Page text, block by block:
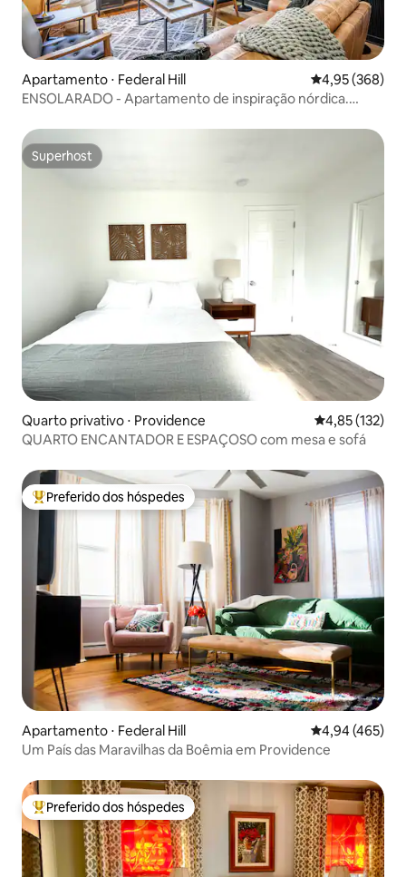
Apartamento ⋅ Federal Hill 4,95 de uma
4,95 (368)
ENSOLARADO - Apartamento de inspiração nórdica.
Superhost
Superhost
Quarto privativo ⋅ Providence 4,85 de uma
4,85 (132)
QUARTO ENCANTADOR E ESPAÇOSO com mesa e sofá
Entre os melhores preferidos dos hóspedes
Preferido dos hóspedes
Apartamento ⋅ Federal Hill 4,94 de uma
4,94 (465)
Um País das Maravilhas da Boêmia em Providence
Entre os melhores preferidos dos hóspedes
Preferido dos hóspedes